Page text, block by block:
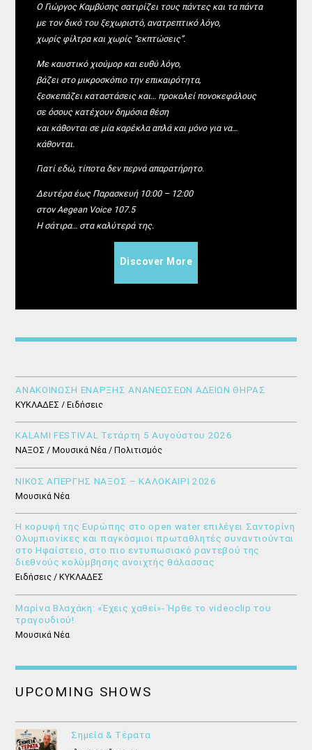
Ο Γιώργος Καμβύσης σατιρίζει τους πάντες και τα πάντα
με τον δικό του ξεχωριστό, ανατρεπτικό λόγο,
χωρίς φίλτρα και χωρίς “εκπτώσεις”.
Με καυστικό χιούμορ και ευθύ λόγο,
βάζει στο μικροσκόπιο την επικαιρότητα,
ξεσκεπάζει καταστάσεις και… προκαλεί πονοκεφάλους
σε όσους κατέχουν δημόσια θέση
και κάθονται σε μία καρέκλα απλά και μόνο για να…
κάθονται.
Γιατί εδώ, τίποτα δεν περνά απαρατήρητο.
Δευτέρα έως Παρασκευή 10:00 – 12:00
στον Aegean Voice 107.5
Η σάτιρα… στα καλύτερά της.
Discover More
ΑΝΑΚΟΙΝΩΣΗ ΕΝΑΡΞΗΣ ΑΝΑΝΕΩΣΕΩΝ ΑΔΕΙΩΝ ΘΗΡΑΣ
ΚΥΚΛΑΔΕΣ / Ειδήσεις
KALAMI FESTIVAL Τετάρτη 5 Αυγούστου 2026
ΝΑΞΟΣ / Μουσικά Νέα / Πολιτισμός
ΝΙΚΟΣ ΑΠΕΡΓΗΣ ΝΑΞΟΣ – ΚΑΛΟΚΑΙΡΙ 2026
Μουσικά Νέα
Η κορυφή της Ευρώπης στο open water επιλέγει Σαντορίνη
Ολυμπιονίκες και παγκόσμιοι πρωταθλητές συναντιούνται
στο Ηφαίστειο, στο πιο εντυπωσιακό ραντεβού της
διεθνούς κολύμβησης ανοιχτής θάλασσας
Ειδήσεις / ΚΥΚΛΑΔΕΣ
Μαρίνα Βλαχάκη: «Έχεις χαθεί»- Ήρθε το videoclip του
τραγουδιού!
Μουσικά Νέα
UPCOMING SHOWS
Σημεία & Τέρατα